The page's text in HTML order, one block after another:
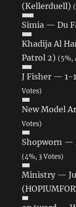
(Kellerduell)
Simia — Du
Khadija Al
Patrol 2) (5%,
J Fisher — 1-
Votes)
New Model
Votes)
Shopworn —
(4%, 3 Votes)
Ministry —